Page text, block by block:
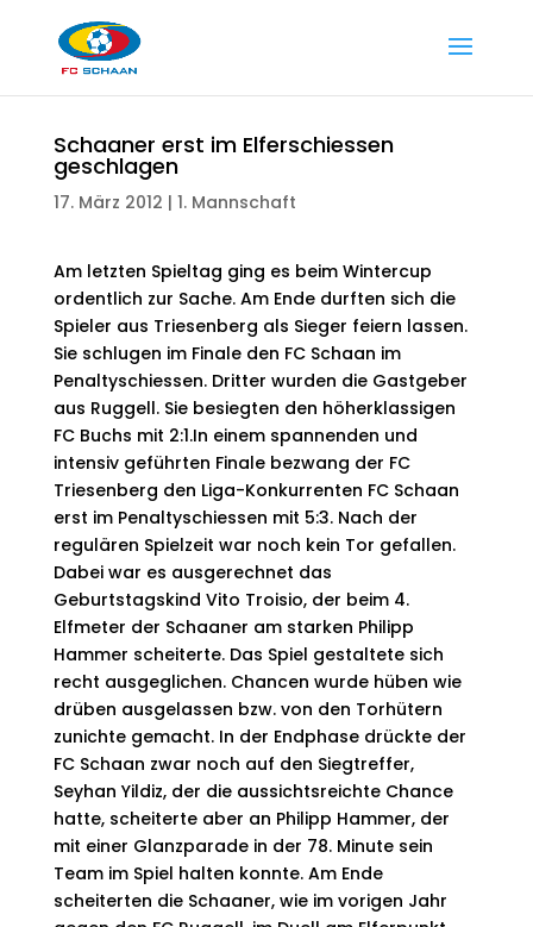
Schaaner erst im Elferschiessen
geschlagen
17. März 2012 | 1. Mannschaft
Am letzten Spieltag ging es beim Wintercup
ordentlich zur Sache. Am Ende durften sich die
Spieler aus Triesenberg als Sieger feiern lassen.
Sie schlugen im Finale den FC Schaan im
Penaltyschiessen. Dritter wurden die Gastgeber
aus Ruggell. Sie besiegten den höherklassigen
FC Buchs mit 2:1.In einem spannenden und
intensiv geführten Finale bezwang der FC
Triesenberg den Liga-Konkurrenten FC Schaan
erst im Penaltyschiessen mit 5:3. Nach der
regulären Spielzeit war noch kein Tor gefallen.
Dabei war es ausgerechnet das
Geburtstagskind Vito Troisio, der beim 4.
Elfmeter der Schaaner am starken Philipp
Hammer scheiterte. Das Spiel gestaltete sich
recht ausgeglichen. Chancen wurde hüben wie
drüben ausgelassen bzw. von den Torhütern
zunichte gemacht. In der Endphase drückte der
FC Schaan zwar noch auf den Siegtreffer,
Seyhan Yildiz, der die aussichtsreichte Chance
hatte, scheiterte aber an Philipp Hammer, der
mit einer Glanzparade in der 78. Minute sein
Team im Spiel halten konnte. Am Ende
scheiterten die Schaaner, wie im vorigen Jahr